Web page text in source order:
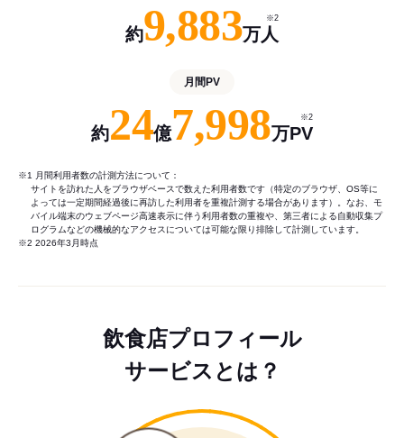
約9,883万人
※2
月間PV
約24億7,998万PV
※2
※1 月間利用者数の計測方法について：
サイトを訪れた人をブラウザベースで数えた利用者数です（特定のブラウザ、OS等に
よっては一定期間経過後に再訪した利用者を重複計測する場合があります）。なお、モ
バイル端末のウェブページ高速表示に伴う利用者数の重複や、第三者による自動収集プ
ログラムなどの機械的なアクセスについては可能な限り排除して計測しています。
※2 2026年3月時点
飲食店プロフィール
サービスとは？